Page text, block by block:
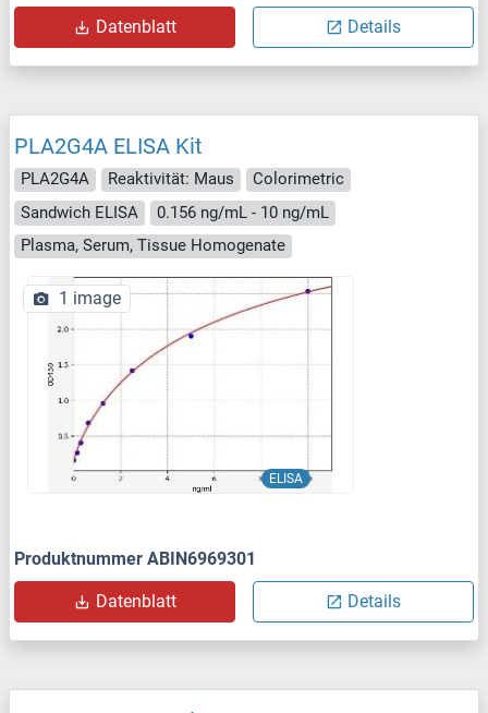
Datenblatt Details
PLA2G4A ELISA Kit
PLA2G4A Reaktivität: Maus
Colorimetric
Sandwich ELISA
0.156 ng/mL - 10 ng/mL
Plasma, Serum, Tissue Homogenate
ELISA
1 image
Produktnummer ABIN6969301
Datenblatt Details